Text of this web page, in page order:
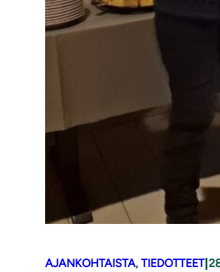
AJANKOHTAISTA, TIEDOTTEET|